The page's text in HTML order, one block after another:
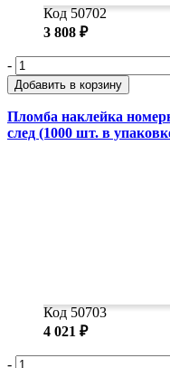
Код 50702
3 808 ₽
-
Добавить в корзину
Пломба наклейка
след (1000 шт. в
Код 50703
4 021 ₽
-